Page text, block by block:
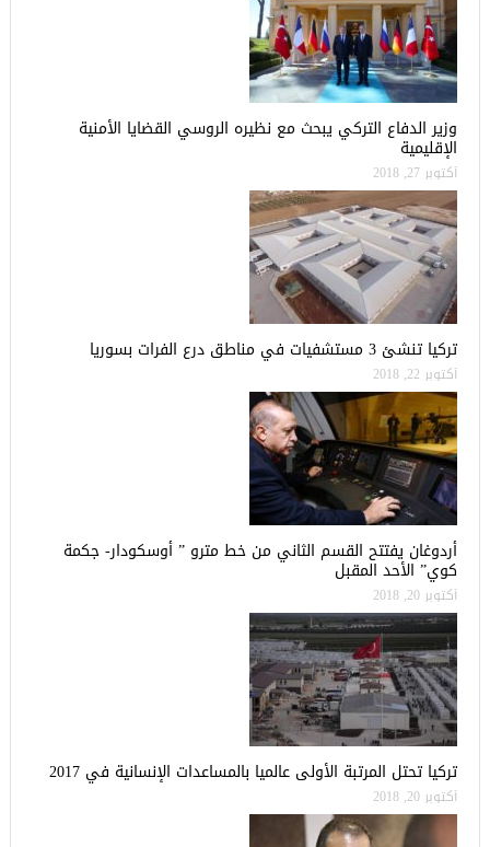
وزير الدفاع التركي يبحث مع نظيره الروسي القضايا الأمنية
الإقليمية
أكتوبر 27, 2018
تركيا تنشئ 3 مستشفيات في مناطق درع الفرات بسوريا
أكتوبر 22, 2018
أردوغان يفتتح القسم الثاني من خط مترو ” أوسكودار- جكمة
كوي” الأحد المقبل
أكتوبر 20, 2018
تركيا تحتل المرتبة الأولى عالميا بالمساعدات الإنسانية في 2017
أكتوبر 20, 2018